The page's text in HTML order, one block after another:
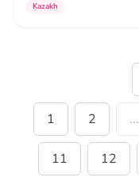
Kazakh
1 2 ...
11 12